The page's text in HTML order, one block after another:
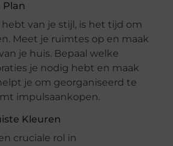
Plan
hebt van je stijl, is het tijd om
Meet je ruimtes op en maak
je huis. Bepaal welke
je nodig hebt en maak
je om georganiseerd te
impulsaankopen.
Kleuren
cruciale rol in